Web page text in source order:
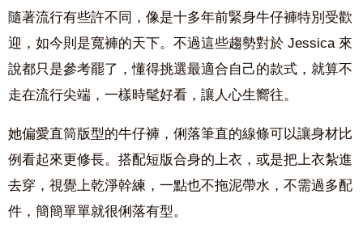
隨著流行有些許不同，像是十多年前緊身牛仔褲特別受歡
迎，如今則是寬褲的天下。不過這些趨勢對於 Jessica 來
說都只是參考罷了，懂得挑選最適合自己的款式，就算不
走在流行尖端，一樣時髦好看，讓人心生嚮往。
她偏愛直筒版型的牛仔褲，俐落筆直的線條可以讓身材比
例看起來更修長。搭配短版合身的上衣，或是把上衣紮進
去穿，視覺上乾淨幹練，一點也不拖泥帶水，不需過多配
件，簡簡單單就很俐落有型。